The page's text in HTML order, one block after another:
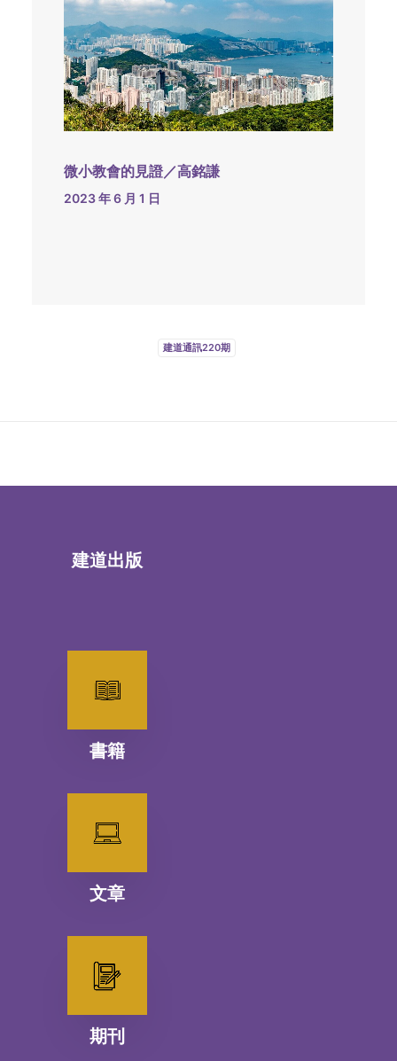
微小教會的見證／高銘謙
2023 年 6 月 1 日
建道通訊220期
建道出版
書籍
文章
期刊